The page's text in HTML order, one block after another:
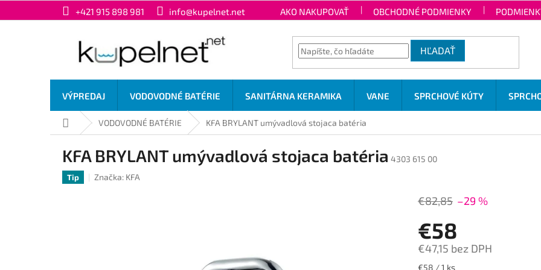
+421 915 898 981 info@kupelnet.net AKO NAKUPOVAŤ OBCHODNÉ PODMIENKY
HĽADAŤ
VÝPREDAJ VODOVODNÉ BATÉRIE SANITÁRNA KERAMIKA VANE SPRCHOVÉ KÚTY
DomovVODOVODNÉ BATÉRIE KFA BRYLANT umývadlová stojaca batéria
KFA BRYLANT umývadlová stojaca batéria 4303 615 00
Tip Značka: KFA
€82,85 –29 %
€58
€47,15 bez DPH
Jednotková
€58 / 1 ks